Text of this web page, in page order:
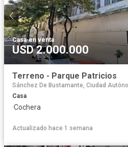
Casa·en venta
USD 2.000.000
Terreno - Parque Patricios
Sánchez De Bustamante, Ciudad
Casa
·Cochera
Actualizado hace 1 semana